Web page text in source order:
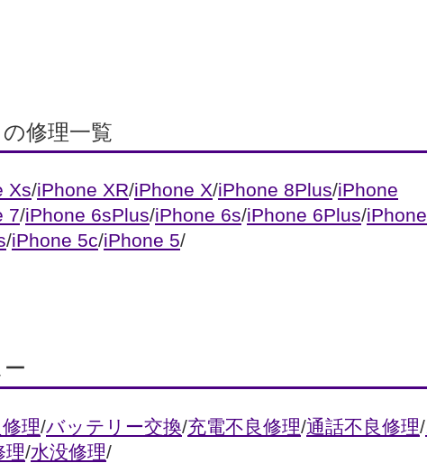
修理一覧
Xs/iPhone XR/iPhone X/iPhone 8Plus/iPhone
7/iPhone 6sPlus/iPhone 6s/iPhone 6Plus/iPhone
/iPhone 5c/iPhone 5/
理/バッテリー交換/充電不良修理/通話不良修理/
理/水没修理/